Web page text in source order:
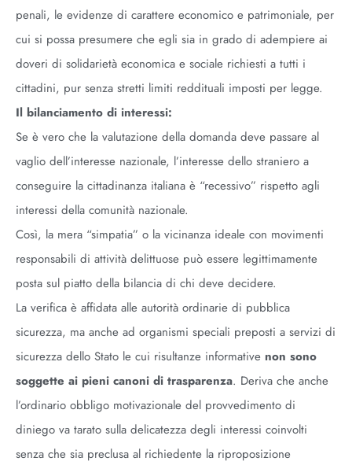
penali, le evidenze di carattere economico e patrimoniale, per
cui si possa presumere che egli sia in grado di adempiere ai
doveri di solidarietà economica e sociale richiesti a tutti i
cittadini, pur senza stretti limiti reddituali imposti per legge.
Il bilanciamento di interessi:
Se è vero che la valutazione della domanda deve passare al
vaglio dell’interesse nazionale, l’interesse dello straniero a
conseguire la cittadinanza italiana è “recessivo” rispetto agli
interessi della comunità nazionale.
Così, la mera “simpatia” o la vicinanza ideale con movimenti
responsabili di attività delittuose può essere legittimamente
posta sul piatto della bilancia di chi deve decidere.
La verifica è affidata alle autorità ordinarie di pubblica
sicurezza, ma anche ad organismi speciali preposti a servizi di
sicurezza dello Stato le cui risultanze informative non sono
soggette ai pieni canoni di trasparenza. Deriva che anche
l’ordinario obbligo motivazionale del provvedimento di
diniego va tarato sulla delicatezza degli interessi coinvolti
senza che sia preclusa al richiedente la riproposizione